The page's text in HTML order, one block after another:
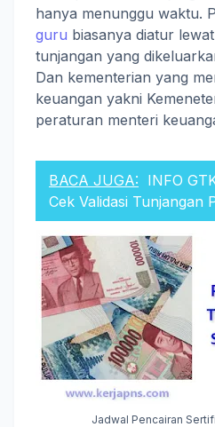
hanya menunggu waktu.
guru biasanya diatur
tunjangan yang
Dan kementerian yang
keuangan yakni
peraturan menteri
BACA JUGA: INFO
Cek Validasi Tunjangan
Jadwal Pencairan